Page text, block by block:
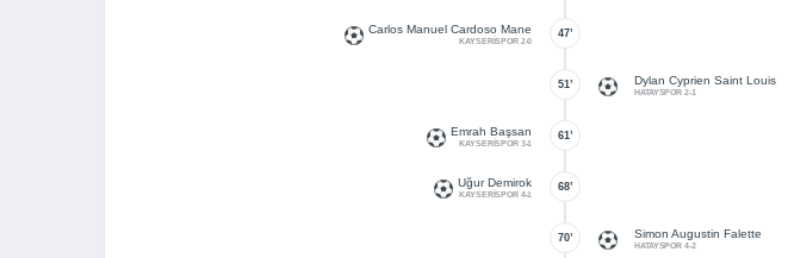
47’
Carlos Manuel Cardoso Mane
KAYSERİSPOR 2-0
51’ Dylan Cyprien Saint Louis
HATAYSPOR 2-1
61’
Emrah Başsan
KAYSERİSPOR 3-1
68’
Uğur Demirok
KAYSERİSPOR 4-1
70’ Simon Augustin Falette
HATAYSPOR 4-2